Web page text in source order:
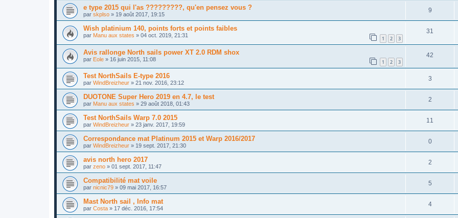
e type 2015 qui l'as ?????????, qu'en pensez vous ?
par skplso » 19 août 2017, 19:15
9
Wish platinium 140, points forts et points faibles
par Manu aux states » 04 oct. 2019, 21:31 1 2 3
31
Avis rallonge North sails power XT 2.0 RDM shox
par Eole » 16 juin 2015, 11:08 1 2 3
42
Test NorthSails E-type 2016
par WindBreizheur » 21 nov. 2016, 23:12
3
DUOTONE Super Hero 2019 en 4.7, le test
par Manu aux states » 29 août 2018, 01:43
2
Test NorthSails Warp 7.0 2015
par WindBreizheur » 23 janv. 2017, 19:59
11
Correspondance mat Platinum 2015 et Warp 2016/2017
par WindBreizheur » 19 sept. 2017, 21:30
0
avis north hero 2017
par zeno » 01 sept. 2017, 11:47
2
Compatibilité mat voile
par nicnic79 » 09 mai 2017, 16:57
5
Mast North sail , Info mat
par Costa » 17 déc. 2016, 17:54
4